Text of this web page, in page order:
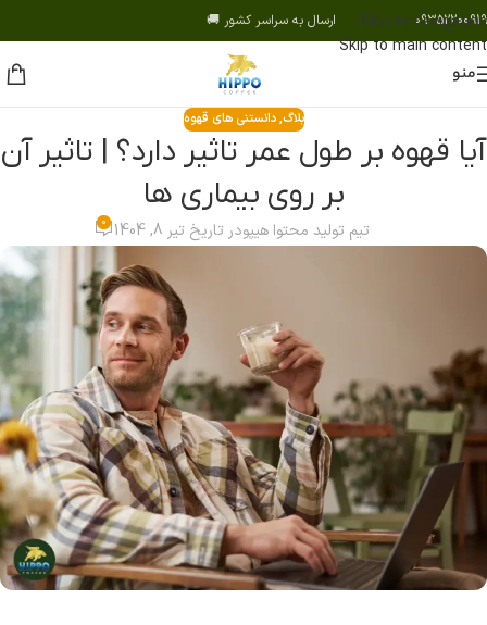
Skip to navigation
Skip to main content
09352200919 ارسال به سراسر کشور 🚚
منو
بلاگ,دانستنی های قهوه
آیا قهوه بر طول عمر تاثیر دارد؟ | تاثیر آن
بر روی بیماری ها
تیم تولید محتوا هیپودر تاریخ تیر 8, 1404 0
سوپر کافئین هیپو(70%روبوستا)
قوی ترین قهوه ایران
کاپوچینو
طعمی که ارزش امتحان